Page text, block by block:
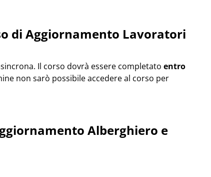
di Aggiornamento Lavoratori
Il corso dovrà essere completato entro
non sarò possibile accedere al corso per
Alberghiero e